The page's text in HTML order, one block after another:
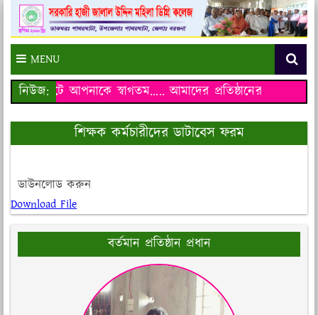
MENU
নিউজ: আমাদের প্রতিষ্ঠানের ওয়েব
সাইটে আপনাকে স্বাগতম…..
শিক্ষক কর্মচারীদের ডাটাবেস ফরম
ডাউনলোড করুন
Download File
বর্তমান প্রতিষ্ঠান প্রধান